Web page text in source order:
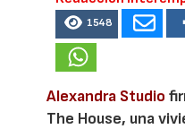
1548
Alexandra Studio
The House, una